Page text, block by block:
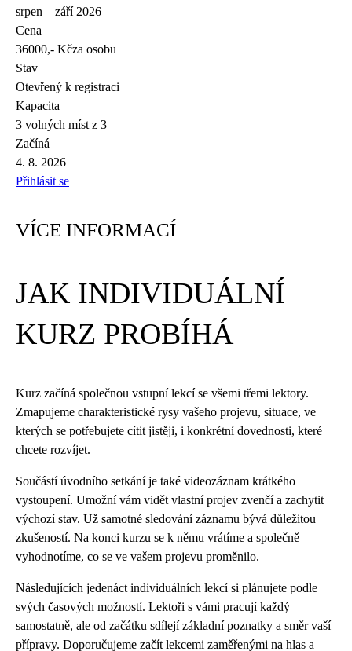
srpen – září 2026
Cena
36000,- Kčza osobu
Stav
Otevřený k registraci
Kapacita
3 volných míst z 3
Začíná
4. 8. 2026
Přihlásit se
VÍCE INFORMACÍ
JAK INDIVIDUÁLNÍ
KURZ PROBÍHÁ
Kurz začíná společnou vstupní lekcí se všemi třemi lektory.
Zmapujeme charakteristické rysy vašeho projevu, situace, ve
kterých se potřebujete cítit jistěji, i konkrétní dovednosti, které
chcete rozvíjet.
Součástí úvodního setkání je také videozáznam krátkého
vystoupení. Umožní vám vidět vlastní projev zvenčí a zachytit
výchozí stav. Už samotné sledování záznamu bývá důležitou
zkušeností. Na konci kurzu se k němu vrátíme a společně
vyhodnotíme, co se ve vašem projevu proměnilo.
Následujících jedenáct individuálních lekcí si plánujete podle
svých časových možností. Lektoři s vámi pracují každý
samostatně, ale od začátku sdílejí základní poznatky a směr vaší
přípravy. Doporučujeme začít lekcemi zaměřenými na hlas a